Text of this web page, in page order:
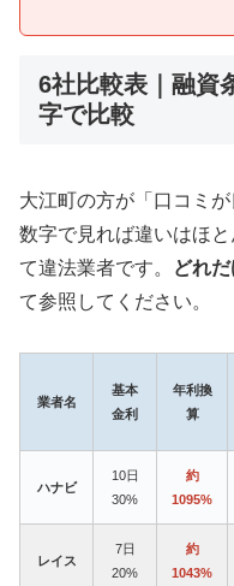
6社比較表｜融資
字で比較
大江町の方が「口コミ
数字で見れば違いはほ
て違法業者です。
どれ
て参照してください。
業者名
基本
金利
年利換
算
ハナビ
10日
30%
約
1095%
レイス
7日
20%
約
1043%